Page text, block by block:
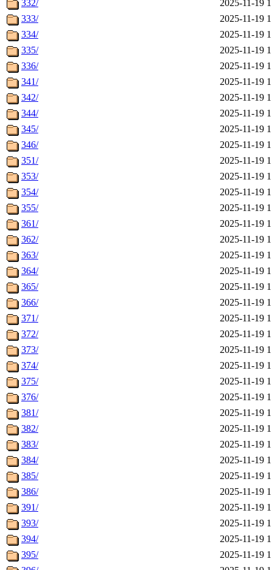
332/
2025-11-19
333/
2025-11-19
334/
2025-11-19
335/
2025-11-19
336/
2025-11-19
341/
2025-11-19
342/
2025-11-19
344/
2025-11-19
345/
2025-11-19
346/
2025-11-19
351/
2025-11-19
353/
2025-11-19
354/
2025-11-19
355/
2025-11-19
361/
2025-11-19
362/
2025-11-19
363/
2025-11-19
364/
2025-11-19
365/
2025-11-19
366/
2025-11-19
371/
2025-11-19
372/
2025-11-19
373/
2025-11-19
374/
2025-11-19
375/
2025-11-19
376/
2025-11-19
381/
2025-11-19
382/
2025-11-19
383/
2025-11-19
384/
2025-11-19
385/
2025-11-19
386/
2025-11-19
391/
2025-11-19
393/
2025-11-19
394/
2025-11-19
395/
2025-11-19